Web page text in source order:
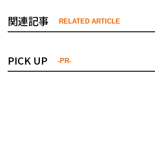
関連記事 RELATED ARTICLE
PICK UP -PR-